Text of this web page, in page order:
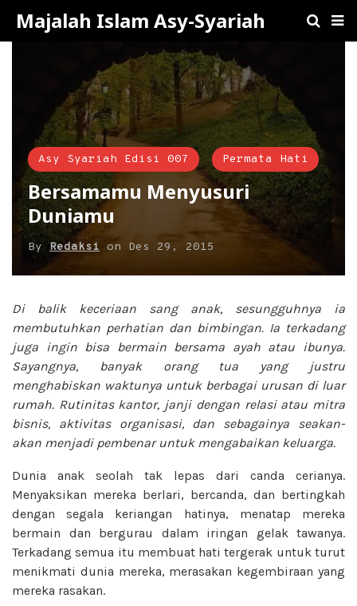
Majalah Islam Asy-Syariah
Asy Syariah Edisi 007 Permata Hati
Bersamamu Menyusuri
Duniamu
ByRedaksi on Des 29, 2015
Di balik keceriaan sang anak, sesungguhnya ia
membutuhkan perhatian dan bimbingan. Ia terkadang
juga ingin bisa bermain bersama ayah atau ibunya.
Sayangnya, banyak orang tua yang justru
menghabiskan waktunya untuk berbagai urusan di luar
rumah. Rutinitas kantor, janji dengan relasi atau mitra
bisnis, aktivitas organisasi, dan sebagainya seakan-
akan menjadi pembenar untuk mengabaikan keluarga.
Dunia anak seolah tak lepas dari canda cerianya.
Menyaksikan mereka berlari, bercanda, dan bertingkah
dengan segala keriangan hatinya, menatap mereka
bermain dan bergurau dalam iringan gelak tawanya.
Terkadang semua itu membuat hati tergerak untuk turut
menikmati dunia mereka, merasakan kegembiraan yang
mereka rasakan.